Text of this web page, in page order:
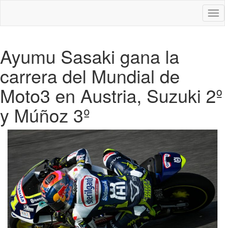
Ayumu Sasaki gana la
carrera del Mundial de
Moto3 en Austria, Suzuki 2º
y Múñoz 3º